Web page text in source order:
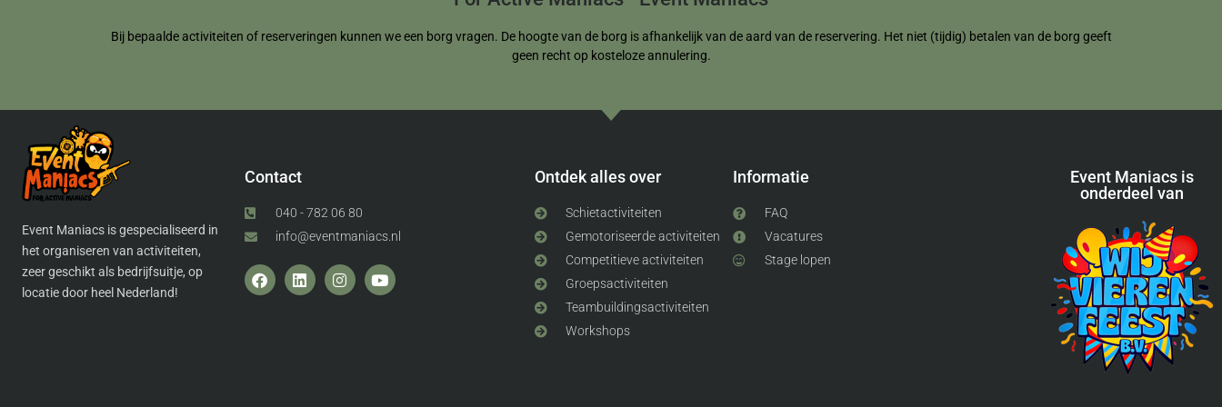
Bij bepaalde activiteiten of reserveringen kunnen we een borg vragen. De hoogte van de borg is afhankelijk van de aard van de reservering. Het niet (tijdig) betalen van de borg geeft
geen recht op kosteloze annulering.
Event Maniacs is gespecialiseerd in
het organiseren van activiteiten,
zeer geschikt als bedrijfsuitje, op
locatie door heel Nederland!
Contact
040 - 782 06 80
info@eventmaniacs.nl
Ontdek alles over
Schietactiviteiten
Gemotoriseerde activiteiten
Competitieve activiteiten
Groepsactiviteiten
Teambuildingsactiviteiten
Workshops
Informatie
FAQ
Vacatures
Stage lopen
Event Maniacs is
onderdeel van